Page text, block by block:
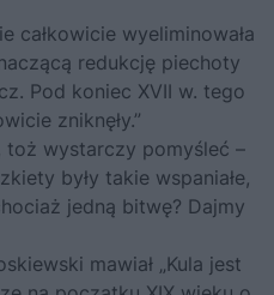
całkowicie wyeliminowała
redukcję piechoty
Pod koniec XVII w. tego
zniknęły.”
toż wystarczy pomyśleć –
były takie wspaniałe,
jedną bitwę? Dajmy
mawiał „Kula jest